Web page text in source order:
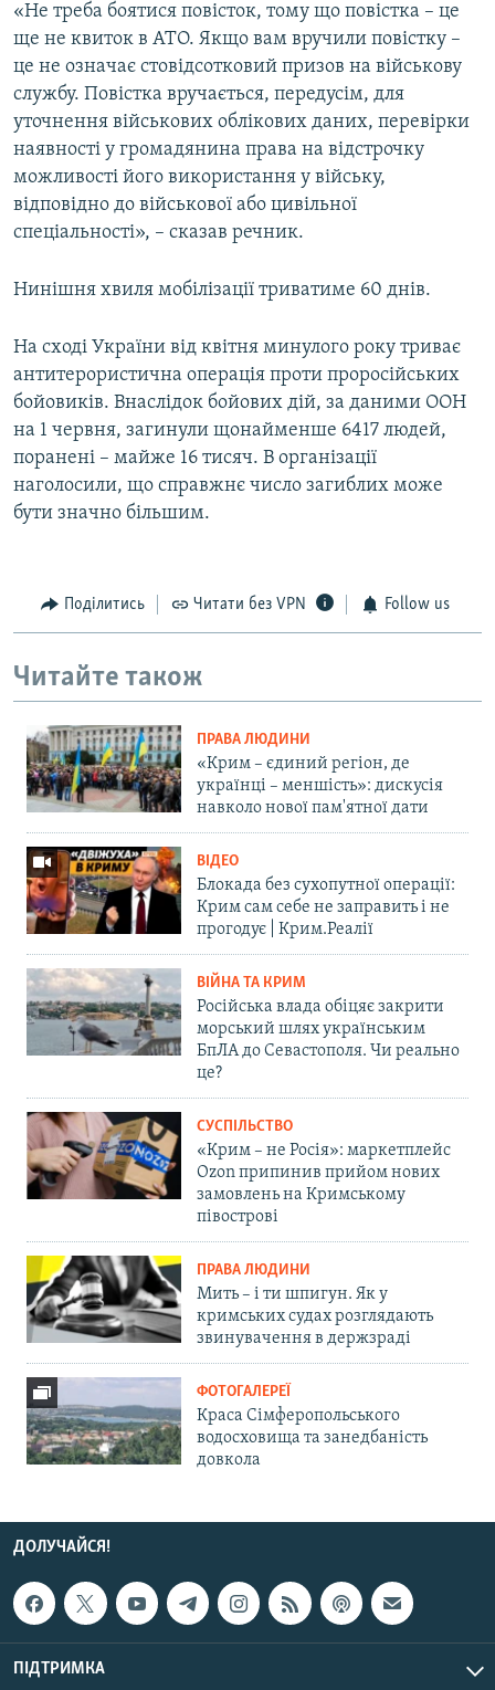
«Не треба боятися повісток, тому що повістка – це
ще не квиток в АТО. Якщо вам вручили повістку –
це не означає стовідсотковий призов на військову
службу. Повістка вручається, передусім, для
уточнення військових облікових даних, перевірки
наявності у громадянина права на відстрочку
можливості його використання у війську,
відповідно до військової або цивільної
спеціальності», – сказав речник.
Нинішня хвиля мобілізації триватиме 60 днів.
На сході України від квітня минулого року триває
антитерористична операція проти проросійських
бойовиків. Внаслідок бойових дій, за даними ООН
на 1 червня, загинули щонайменше 6417 людей,
поранені – майже 16 тисяч. В організації
наголосили, що справжнє число загиблих може
бути значно більшим.
Поділитись Читати без VPN Follow us
Читайте також
ПРАВА ЛЮДИНИ
«Крим – єдиний регіон, де
українці – меншість»: дискусія
навколо нової пам'ятної дати
ВІДЕО
Блокада без сухопутної операції:
Крим сам себе не заправить і не
прогодує | Крим.Реалії
ВІЙНА ТА КРИМ
Російська влада обіцяє закрити
морський шлях українським
БпЛА до Севастополя. Чи реально
це?
СУСПІЛЬСТВО
«Крим – не Росія»: маркетплейс
Ozon припинив прийом нових
замовлень на Кримському
півострові
ПРАВА ЛЮДИНИ
Мить – і ти шпигун. Як у
кримських судах розглядають
звинувачення в держзраді
ФОТОГАЛЕРЕЇ
Краса Сімферопольського
водосховища та занедбаність
довкола
ДОЛУЧАЙСЯ!
ПІДТРИМКА